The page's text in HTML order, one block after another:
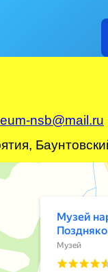
nsb@mail.ru